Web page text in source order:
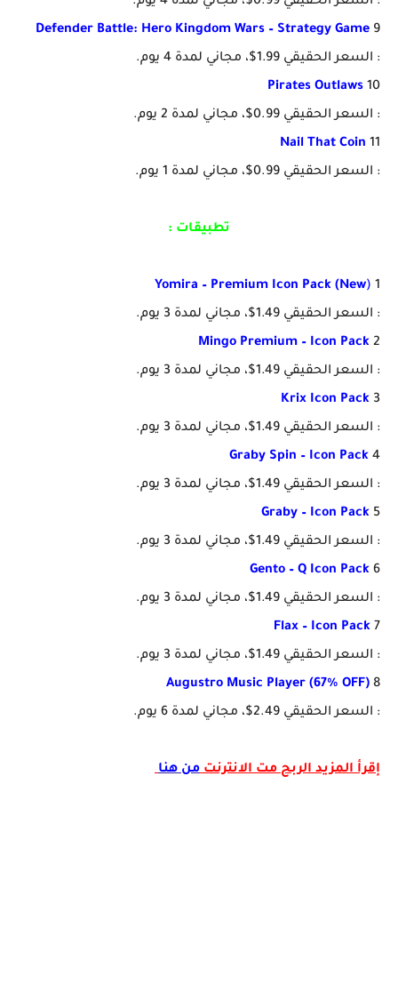
9
Defender Battle: Hero Kingdom Wars – Strategy Game
: السعر الحقيقي 1.99$، مجاني لمدة 4 يوم.
10
Pirates Outlaws
: السعر الحقيقي 0.99$، مجاني لمدة 2 يوم.
11
Nail That Coin
: السعر الحقيقي 0.99$، مجاني لمدة 1 يوم.
تطبيقات :
1
Yomira – Premium Icon Pack (New)
: السعر الحقيقي 1.49$، مجاني لمدة 3 يوم.
2
Mingo Premium – Icon Pack
: السعر الحقيقي 1.49$، مجاني لمدة 3 يوم.
3
Krix Icon Pack
: السعر الحقيقي 1.49$، مجاني لمدة 3 يوم.
4
Graby Spin – Icon Pack
: السعر الحقيقي 1.49$، مجاني لمدة 3 يوم.
5
Graby – Icon Pack
: السعر الحقيقي 1.49$، مجاني لمدة 3 يوم.
6
Gento – Q Icon Pack
: السعر الحقيقي 1.49$، مجاني لمدة 3 يوم.
7
Flax – Icon Pack
: السعر الحقيقي 1.49$، مجاني لمدة 3 يوم.
8
Augustro Music Player (67% OFF)
: السعر الحقيقي 2.49$، مجاني لمدة 6 يوم.
إقرأ المزيد الربح مت الانترنتمن هنا